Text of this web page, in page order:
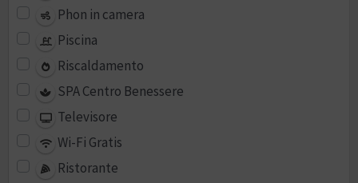
Phon in camera
Piscina
Riscaldamento
SPA Centro Benessere
Televisore
Wi-Fi Gratis
Ristorante